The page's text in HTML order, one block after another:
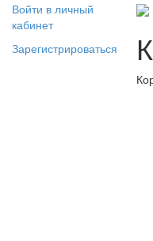
Войти в личный
кабинет
Зарегистрироваться